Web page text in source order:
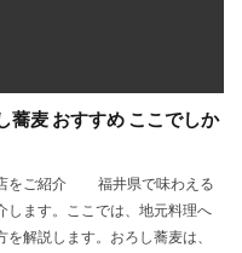
蕎麦 おすすめ ここでしか
店をご紹介 福井県で味わえる
します。ここでは、地元料理へ
解説します。おろし蕎麦は、